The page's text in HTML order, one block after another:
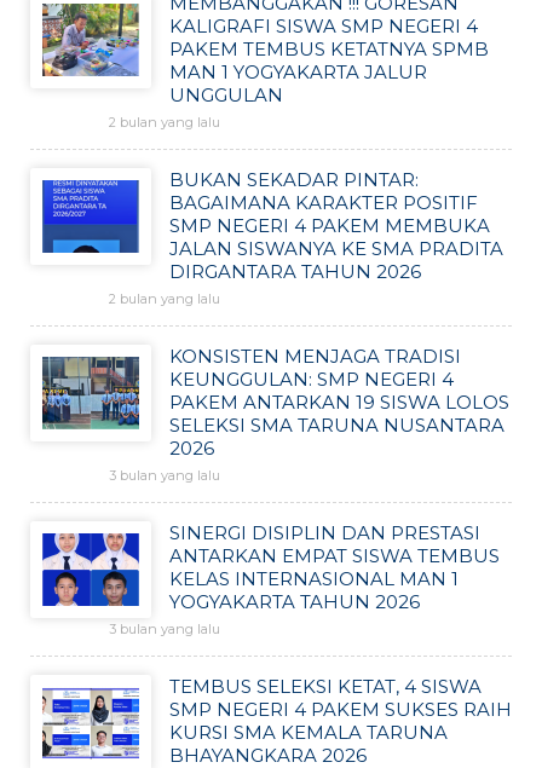
KALIGRAFI SISWA SMP NEGERI 4
PAKEM TEMBUS KETATNYA SPMB
MAN 1 YOGYAKARTA JALUR
UNGGULAN
2 bulan yang lalu
BUKAN SEKADAR PINTAR:
BAGAIMANA KARAKTER POSITIF
SMP NEGERI 4 PAKEM MEMBUKA
JALAN SISWANYA KE SMA PRADITA
DIRGANTARA TAHUN 2026
2 bulan yang lalu
KONSISTEN MENJAGA TRADISI
KEUNGGULAN: SMP NEGERI 4
PAKEM ANTARKAN 19 SISWA LOLOS
SELEKSI SMA TARUNA NUSANTARA
2026
3 bulan yang lalu
SINERGI DISIPLIN DAN PRESTASI
ANTARKAN EMPAT SISWA TEMBUS
KELAS INTERNASIONAL MAN 1
YOGYAKARTA TAHUN 2026
3 bulan yang lalu
TEMBUS SELEKSI KETAT, 4 SISWA
SMP NEGERI 4 PAKEM SUKSES RAIH
KURSI SMA KEMALA TARUNA
BHAYANGKARA 2026